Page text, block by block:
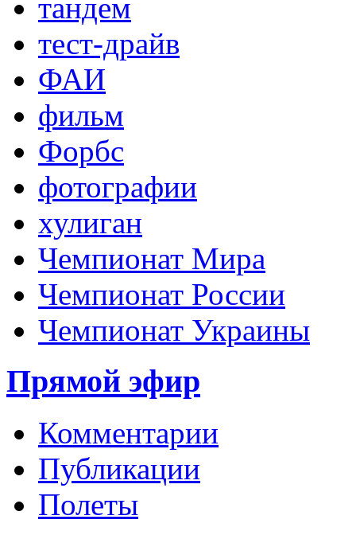
тандем
тест-драйв
ФАИ
фильм
Форбс
фотографии
хулиган
Чемпионат Мира
Чемпионат России
Чемпионат Украины
Прямой эфир
Комментарии
Публикации
Полеты